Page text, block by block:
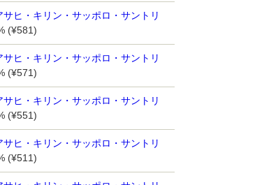
ヒ・キリン・サッポロ・サントリ
(¥581)
ヒ・キリン・サッポロ・サントリ
(¥571)
ヒ・キリン・サッポロ・サントリ
(¥551)
ヒ・キリン・サッポロ・サントリ
(¥511)